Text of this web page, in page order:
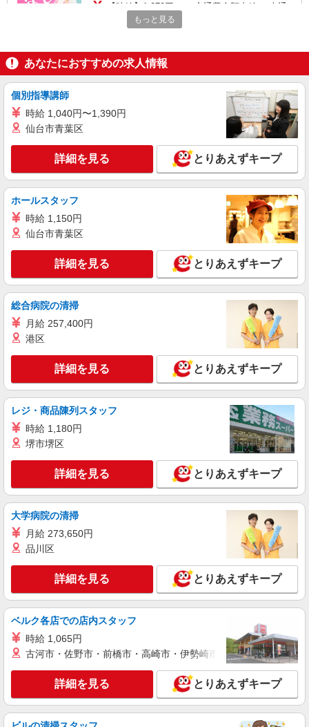
【時給】1,270円〜 ・交通費全額支給 （車通
勤の場合も駐車場代・ガソリン代は弊社負担） ・
各種保険完備 ・昇給あり
キープ
派遣社員 紹介予定派遣
ベルサンテ株式会社 大阪本社
保育士/柏原市 週1回 土曜保育 13時まで
時給1,200円~＋交通費別途全額支給 ・交通費
全額支給 （車通勤の場合も駐車場代・ガソリン代
は弊社負担） ・各種保険完備 ・昇給あり
大阪府柏原市にある私立認可保育園
キープ 詳細を見る
派遣社員 紹介予定派遣
ベルサンテ株式会社 大阪本社
保育教諭/柏原市 延長保育 16時〜19時 平
日のみ 扶養内 残業なし
勤の場合も駐車場代・ガソリン代は弊社負担） ・
キープ 詳細を見る
株式会社アスカ 大阪支店（jb611858）
時給 1,550円 交通費あり／交通費支給
■法善寺保育園（私立認可保育園） 大阪府柏原
市法善寺３丁目８０１ 駐車場あり
キープ 詳細を見る
派遣社員 紹介予定派遣
ベルサンテ株式会社 大阪本社
保育士/駅チカ 延長保育 1日3時間 サポー
ト業務 扶養内 法善寺駅
【時給】1,290円〜 ・交通費全額支給 （車通
勤の場合も駐車場代・ガソリン代は弊社負担） ・
各種保険完備 ・昇給あり
大阪府柏原市にある私立認可保育園
詳細を見る
ベルサンテ株式会社 大阪本社
保育士/夕方短時間 週2日〜 ブランク復帰
もっと見る
あなたにおすすめの求人情報
個別指導講師
時給 1,040円〜1,390円
仙台市青葉区
詳細を見る とりあえずキープ
ホールスタッフ
時給 1,150円
仙台市青葉区
詳細を見る とりあえずキープ
総合病院の清掃
月給 257,400円
港区
詳細を見る とりあえずキープ
レジ・商品陳列スタッフ
時給 1,180円
堺市堺区
詳細を見る とりあえずキープ
大学病院の清掃
月給 273,650円
品川区
詳細を見る とりあえずキープ
ベルク各店での店内スタッフ
時給 1,065円
古河市・佐野市・前橋市・高崎市・伊勢崎市・太田市・館林市
詳細を見る とりあえずキープ